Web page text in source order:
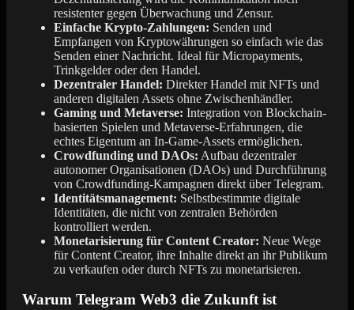
resistenter gegen Überwachung und Zensur.
Einfache Krypto-Zahlungen: Senden und
Empfangen von Kryptowährungen so einfach wie das
Senden einer Nachricht. Ideal für Micropayments,
Trinkgelder oder den Handel.
Dezentraler Handel: Direkter Handel mit NFTs und
anderen digitalen Assets ohne Zwischenhändler.
Gaming und Metaverse: Integration von Blockchain-
basierten Spielen und Metaverse-Erfahrungen, die
echtes Eigentum an In-Game-Assets ermöglichen.
Crowdfunding und DAOs: Aufbau dezentraler
autonomer Organisationen (DAOs) und Durchführung
von Crowdfunding-Kampagnen direkt über Telegram.
Identitätsmanagement: Selbstbestimmte digitale
Identitäten, die nicht von zentralen Behörden
kontrolliert werden.
Monetarisierung für Content Creator: Neue Wege
für Content Creator, ihre Inhalte direkt an ihr Publikum
zu verkaufen oder durch NFTs zu monetarisieren.
Warum Telegram Web3 die Zukunft ist